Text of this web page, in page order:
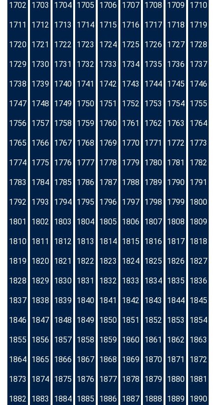
1702 1703 1704 1705 1706 1707 1708 1709 1710
1711 1712 1713 1714 1715 1716 1717 1718 1719
1720 1721 1722 1723 1724 1725 1726 1727 1728
1729 1730 1731 1732 1733 1734 1735 1736 1737
1738 1739 1740 1741 1742 1743 1744 1745 1746
1747 1748 1749 1750 1751 1752 1753 1754 1755
1756 1757 1758 1759 1760 1761 1762 1763 1764
1765 1766 1767 1768 1769 1770 1771 1772 1773
1774 1775 1776 1777 1778 1779 1780 1781 1782
1783 1784 1785 1786 1787 1788 1789 1790 1791
1792 1793 1794 1795 1796 1797 1798 1799 1800
1801 1802 1803 1804 1805 1806 1807 1808 1809
1810 1811 1812 1813 1814 1815 1816 1817 1818
1819 1820 1821 1822 1823 1824 1825 1826 1827
1828 1829 1830 1831 1832 1833 1834 1835 1836
1837 1838 1839 1840 1841 1842 1843 1844 1845
1846 1847 1848 1849 1850 1851 1852 1853 1854
1855 1856 1857 1858 1859 1860 1861 1862 1863
1864 1865 1866 1867 1868 1869 1870 1871 1872
1873 1874 1875 1876 1877 1878 1879 1880 1881
1882 1883 1884 1885 1886 1887 1888 1889 1890